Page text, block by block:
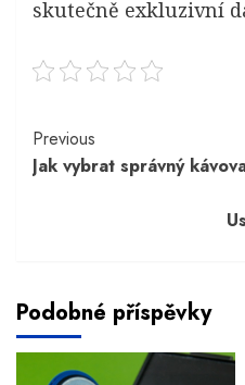
skutečně exkluzivní
Continue
Reading
Previous
Jak vybrat správný
Podobné příspěvky